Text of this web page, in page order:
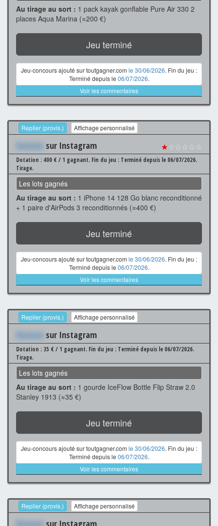
Au tirage au sort : 1 pack kayak gonflable Pure Air 330 2
places Aqua Marina (≈200 €)
Jeu terminé
Jeu-concours ajouté sur toutgagner.com le 30/06/2026. Fin du jeu :
Terminé depuis le 06/07/2026.
Voir les commentaires
Replier (provis.) Affichage personnalisé
Xxxxxxx sur Instagram ★☆☆☆☆☆
Dotation : 400 € / 1 gagnant. Fin du jeu : Terminé depuis le 06/07/2026.
Tirage.
Les lots gagnés
Au tirage au sort : 1 iPhone 14 128 Go blanc reconditionné
+ 1 paire d'AirPods 3 reconditionnés (≈400 €)
Jeu terminé
Jeu-concours ajouté sur toutgagner.com le 30/06/2026. Fin du jeu :
Terminé depuis le 06/07/2026.
Voir les commentaires
Replier (provis.) Affichage personnalisé
Xxxxxxx sur Instagram
Dotation : 35 € / 1 gagnant. Fin du jeu : Terminé depuis le 06/07/2026.
Tirage.
Les lots gagnés
Au tirage au sort : 1 gourde IceFlow Bottle Flip Straw 2.0
Stanley 1913 (≈35 €)
Jeu terminé
Jeu-concours ajouté sur toutgagner.com le 30/06/2026. Fin du jeu :
Terminé depuis le 06/07/2026.
Voir les commentaires
Replier (provis.) Affichage personnalisé
Xxxxxxx sur Instagram